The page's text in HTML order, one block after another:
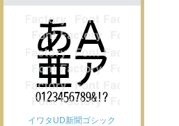
イワタUD新聞ゴシック